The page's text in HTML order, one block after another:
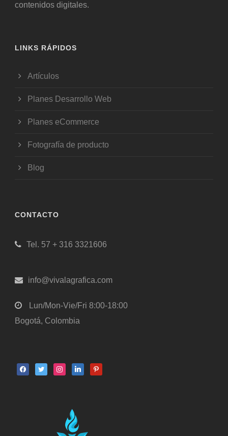
contenidos digitales.
LINKS RÁPIDOS
Artículos
Planes Desarrollo Web
Planes eCommerce
Fotografía de producto
Blog
CONTACTO
Tel. 57 + 316 3321606
info@vivalagrafica.com
Lun/Mon-Vie/Fri 8:00-18:00
Bogotá, Colombia
facebooktwitter instagramlinkedinpinterest